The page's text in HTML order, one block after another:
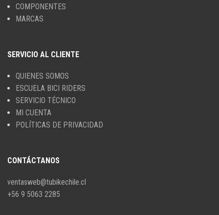
COMPONENTES
MARCAS
SERVICIO AL CLIENTE
QUIENES SOMOS
ESCUELA BICI RIDERS
SERVICIO TÉCNICO
MI CUENTA
POLÍTICAS DE PRIVACIDAD
CONTÁCTANOS
ventasweb@tubikechile.cl
+56 9 5063 2285